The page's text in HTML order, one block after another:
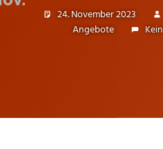
24. November 2023
Angebote